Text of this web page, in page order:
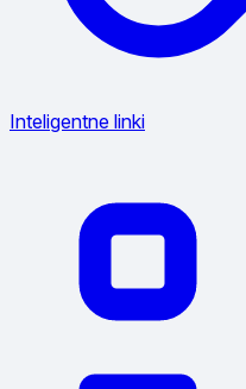
Inteligentne linki